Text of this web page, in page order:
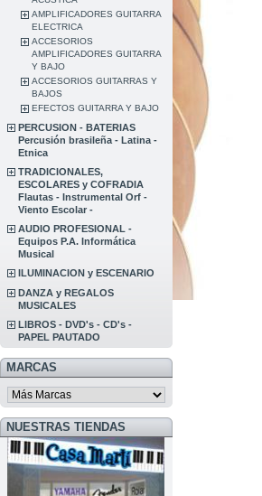
AMPLIFICADORES GUITARRA
ELECTRICA
ACCESORIOS
AMPLIFICADORES GUITARRA
Y BAJO
ACCESORIOS GUITARRAS Y
BAJOS
EFECTOS GUITARRA Y BAJO
PERCUSION - BATERIAS
Percusión brasileña - Latina -
Etnica
TRADICIONALES,
ESCOLARES y COFRADIA
Flautas - Instrumental Orf -
Viento Escolar -
AUDIO PROFESIONAL -
Equipos P.A. Informática
Musical
ILUMINACION y ESCENARIO
DANZA y REGALOS
MUSICALES
LIBROS - DVD's - CD's -
PAPEL PAUTADO
MARCAS
NUESTRAS TIENDAS